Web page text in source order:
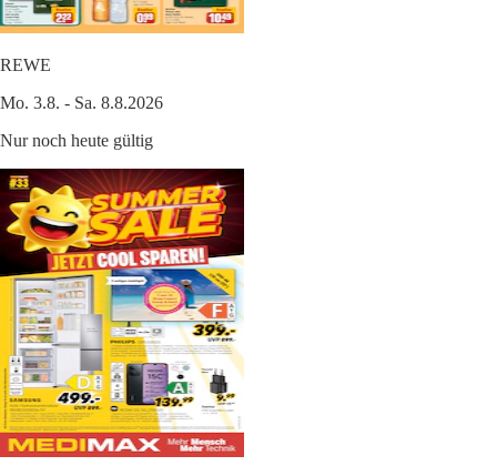
REWE
Mo. 3.8. - Sa. 8.8.2026
Nur noch heute gültig